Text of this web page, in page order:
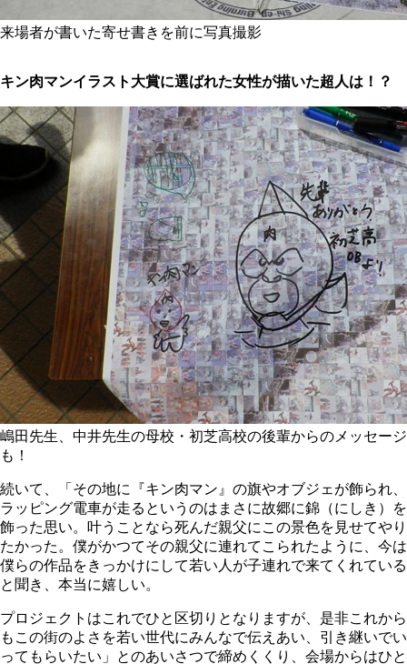
来場者が書いた寄せ書きを前に写真撮影
キン肉マンイラスト大賞に選ばれた女性が描いた超人は！？
嶋田先生、中井先生の母校・初芝高校の後輩からのメッセージ
も！
続いて、「その地に『キン肉マン』の旗やオブジェが飾られ、
ラッピング電車が走るというのはまさに故郷に錦（にしき）を
飾った思い。叶うことなら死んだ親父にこの景色を見せてやり
たかった。僕がかつてその親父に連れてこられたように、今は
僕らの作品をきっかけにして若い人が子連れで来てくれている
と聞き、本当に嬉しい。
プロジェクトはこれでひと区切りとなりますが、是非これから
もこの街のよさを若い世代にみんなで伝えあい、引き継いでい
ってもらいたい」とのあいさつで締めくくり、会場からはひと